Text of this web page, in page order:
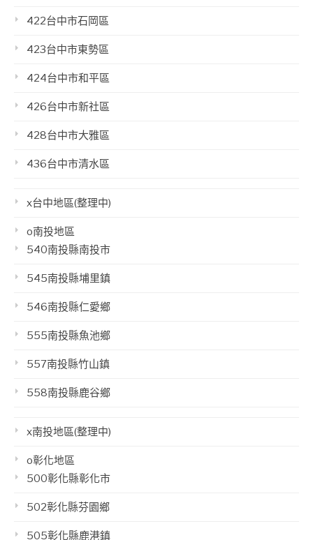
422台中市石岡區
423台中市東勢區
424台中市和平區
426台中市新社區
428台中市大雅區
436台中市清水區
x台中地區(整理中)
o南投地區
540南投縣南投市
545南投縣埔里鎮
546南投縣仁愛鄉
555南投縣魚池鄉
557南投縣竹山鎮
558南投縣鹿谷鄉
x南投地區(整理中)
o彰化地區
500彰化縣彰化市
502彰化縣芬園鄉
505彰化縣鹿港鎮